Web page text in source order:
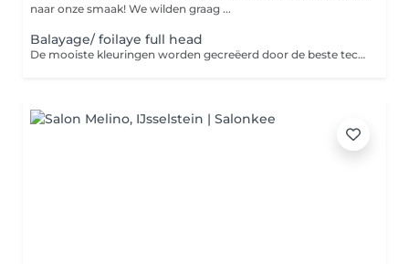
naar onze smaak! We wilden graag ...
Balayage/ foilaye full head
De mooiste kleuringen worden gecreëerd door de beste technieken in combinatie met organic producten! Bij deze treatment word het haar op een vriendelijke manier ontkleurd, verzorgd met een vitamine boost genaamd: Oxilock plasma. Het haar word getoned met een kleuring op basis van aloë vera waardoor je haar een gezonde glans en een volle kleur krijgt! En natuurlijk ga je gestyled de deur uit.